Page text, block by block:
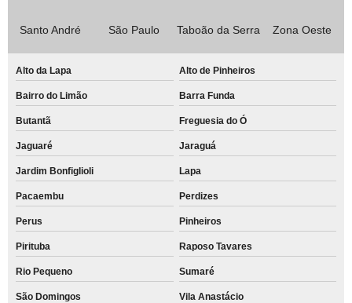
Santo André São Paulo Taboão da Serra Zona Oeste
Alto da Lapa Alto de Pinheiros
Bairro do Limão Barra Funda
Butantã Freguesia do Ó
Jaguaré Jaraguá
Jardim Bonfiglioli Lapa
Pacaembu Perdizes
Perus Pinheiros
Pirituba Raposo Tavares
Rio Pequeno Sumaré
São Domingos Vila Anastácio